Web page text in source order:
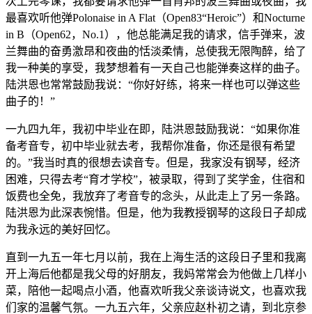
最喜欢听他弹Polonaise in A Flat（Open83“Heroic”）和Nocturne
in B（Open62，No.1），他总能满足我的请求，信手弹来，波
兰舞曲的奋勇激昂和夜曲的恬淡柔情，总使我无限陶醉，给了
我一种美的享受，我梦想着有一天自己也能弹奏这样的曲子。
陆洪恩也常常鼓励我说：“你好好练，将来一样也可以弹这些
曲子的！”
一九四九年，我初中毕业在即，陆洪恩鼓励我说：“如果你准
备考音专，初中毕业就去考，我帮你准备，你还是很有希望
的。”我当时真的很想去读音专。但是，我家没有钢琴，经济
困难，只得去考“育才学校”，被录取，得到了奖学金，住宿和
饭费也全免，我放弃了考音专的念头，从此走上了另一条路。
陆洪恩为此深表惋惜。但是，他为我教授钢琴的这段日子却成
为我永远的美好回忆。
直到一九五一年七月以前，我在上海生活的这段日子里和我离
开上海后他都是我父母的好朋友，我妈常常会为他做上几样小
菜，陪他一起喝点小酒，他喜欢听我父亲谈诗说文，也喜欢我
们家的温馨气氛。一九五六年，父亲应赵朴初之请，到北京参